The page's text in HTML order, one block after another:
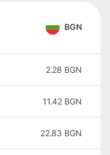
BGN
2.28 BGN
11.42 BGN
22.83 BGN